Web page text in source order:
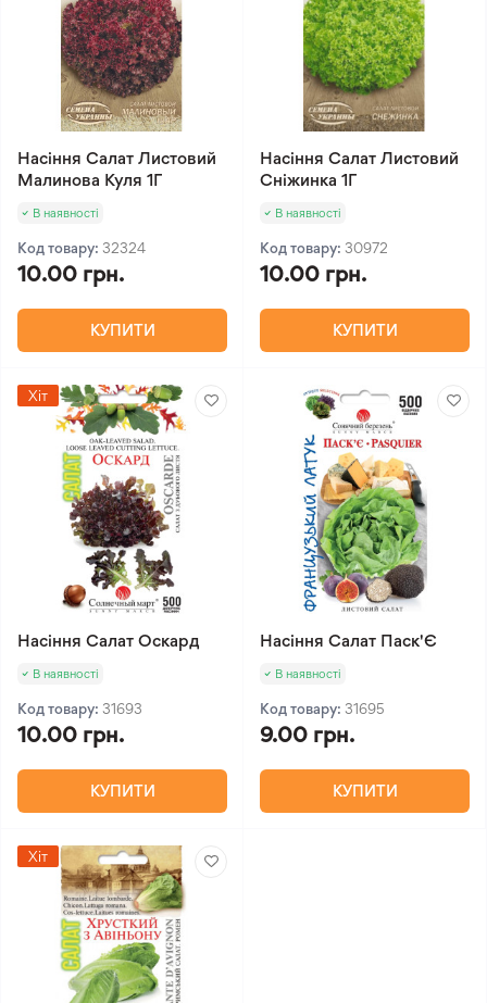
Насіння Салат Листовий
Малинова Куля 1Г
В наявності
Код товару: 32324
10.00 грн.
КУПИТИ
Насіння Салат Листовий
Сніжинка 1Г
В наявності
Код товару: 30972
10.00 грн.
КУПИТИ
Хіт
Насіння Салат Оскард
В наявності
Код товару: 31693
10.00 грн.
КУПИТИ
Насіння Салат Паск'Є
В наявності
Код товару: 31695
9.00 грн.
КУПИТИ
Хіт